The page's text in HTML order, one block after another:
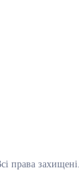
права захищені.